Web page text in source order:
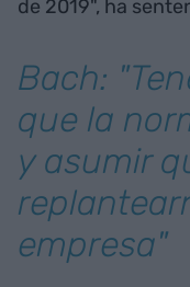
de 2019", ha
Bach:
que la
y asumir
empresa"